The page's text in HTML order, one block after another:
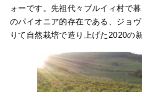
ォーです。先祖代々ブルイィ村で
のパイオニア的存在である、ジョ
りて自然栽培で造り上げた2020の新